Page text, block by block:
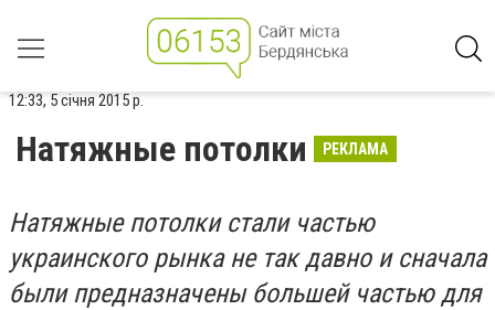
12:33, 5 січня 2015 р.
Натяжные потолки РЕКЛАМА
Натяжные потолки стали частью
украинского рынка не так давно и сначала
были предназначены большей частью для